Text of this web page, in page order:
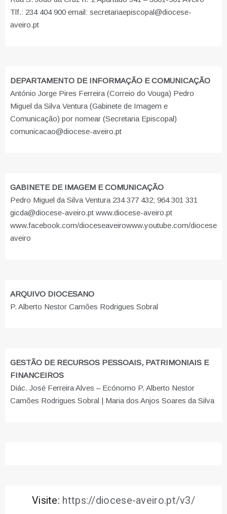
Tlf.: 234 404 900 email: secretariaepiscopal@diocese-
aveiro.pt
DEPARTAMENTO DE INFORMAÇÃO E COMUNICAÇÃO
António Jorge Pires Ferreira (Correio do Vouga) Pedro
Miguel da Silva Ventura (Gabinete de Imagem e
Comunicação) por nomear (Secretaria Episcopal)
comunicacao@diocese-aveiro.pt
GABINETE DE IMAGEM E COMUNICAÇÃO
Pedro Miguel da Silva Ventura 234 377 432; 964 301 331
gicda@diocese-aveiro.pt www.diocese-aveiro.pt
www.facebook.com/dioceseaveirowww.youtube.com/diocese
aveiro
ARQUIVO DIOCESANO
P. Alberto Nestor Camões Rodrigues Sobral
GESTÃO DE RECURSOS PESSOAIS, PATRIMONIAIS E
FINANCEIROS
Diác. José Ferreira Alves – Ecónomo P. Alberto Nestor
Camões Rodrigues Sobral | Maria dos Anjos Soares da Silva
Visite: https://diocese-aveiro.pt/v3/